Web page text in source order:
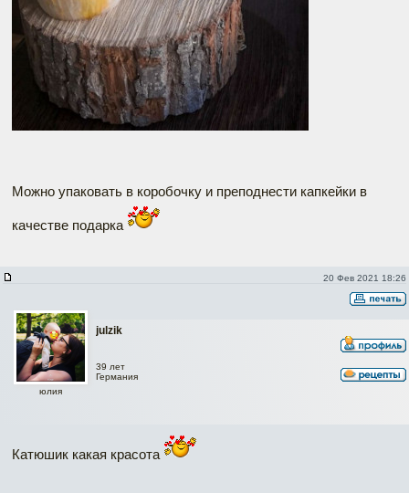
Можно упаковать в коробочку и преподнести капкейки в
качестве подарка
20 Фев 2021 18:26
julzik
юлия
39 лет
Германия
Катюшик какая красота